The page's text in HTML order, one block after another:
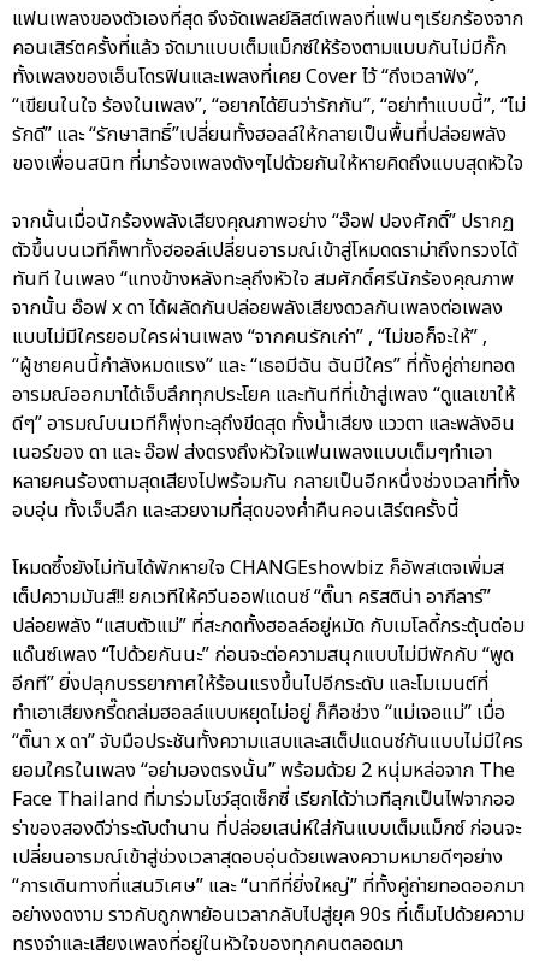
แฟนเพลงของตัวเองที่สุด จึงจัดเพลย์ลิสต์เพลงที่แฟนๆเรียกร้องจาก
คอนเสิร์ตครั้งที่แล้ว จัดมาแบบเต็มแม็กซ์ให้ร้องตามแบบกันไม่มีกั๊ก
ทั้งเพลงของเอ็นโดรฟินและเพลงที่เคย Cover ไว้ “ถึงเวลาฟัง”,
“เขียนในใจ ร้องในเพลง”, “อยากได้ยินว่ารักกัน”, “อย่าทำแบบนี้”, “ไม่
รักดี” และ “รักษาสิทธิ์”เปลี่ยนทั้งฮอลล์ให้กลายเป็นพื้นที่ปล่อยพลัง
ของเพื่อนสนิท ที่มาร้องเพลงดังๆไปด้วยกันให้หายคิดถึงแบบสุดหัวใจ
จากนั้นเมื่อนักร้องพลังเสียงคุณภาพอย่าง “อ๊อฟ ปองศักดิ์” ปรากฏ
ตัวขึ้นบนเวทีก็พาทั้งฮออล์เปลี่ยนอารมณ์เข้าสู่โหมดดราม่าถึงทรวงได้
ทันที ในเพลง “แทงข้างหลังทะลุถึงหัวใจ สมศักดิ์ศรีนักร้องคุณภาพ
จากนั้น อ๊อฟ x ดา ได้ผลัดกันปล่อยพลังเสียงดวลกันเพลงต่อเพลง
แบบไม่มีใครยอมใครผ่านเพลง “จากคนรักเก่า” , “ไม่ขอก็จะให้” ,
“ผู้ชายคนนี้กำลังหมดแรง” และ “เธอมีฉัน ฉันมีใคร” ที่ทั้งคู่ถ่ายทอด
อารมณ์ออกมาได้เจ็บลึกทุกประโยค และทันทีที่เข้าสู่เพลง “ดูแลเขาให้
ดีๆ” อารมณ์บนเวทีก็พุ่งทะลุถึงขีดสุด ทั้งน้ำเสียง แววตา และพลังอิน
เนอร์ของ ดา และ อ๊อฟ ส่งตรงถึงหัวใจแฟนเพลงแบบเต็มๆทำเอา
หลายคนร้องตามสุดเสียงไปพร้อมกัน กลายเป็นอีกหนึ่งช่วงเวลาที่ทั้ง
อบอุ่น ทั้งเจ็บลึก และสวยงามที่สุดของค่ำคืนคอนเสิร์ตครั้งนี้
โหมดซึ้งยังไม่ทันได้พักหายใจ CHANGEshowbiz ก็อัพสเตจเพิ่มส
เต็ปความมันส์!! ยกเวทีให้ควีนออฟแดนซ์ “ติ๊นา คริสติน่า อากีลาร์”
ปล่อยพลัง “แสบตัวแม่” ที่สะกดทั้งฮอลล์อยู่หมัด กับเมโลดี้กระตุ้นต่อม
แด๊นซ์เพลง “ไปด้วยกันนะ” ก่อนจะต่อความสนุกแบบไม่มีพักกับ “พูด
อีกที” ยิ่งปลุกบรรยากาศให้ร้อนแรงขึ้นไปอีกระดับ และโมเมนต์ที่
ทำเอาเสียงกรี๊ดถล่มฮอลล์แบบหยุดไม่อยู่ ก็คือช่วง “แม่เจอแม่” เมื่อ
“ติ๊นา x ดา” จับมือประชันทั้งความแสบและสเต็ปแดนซ์กันแบบไม่มีใคร
ยอมใครในเพลง “อย่ามองตรงนั้น” พร้อมด้วย 2 หนุ่มหล่อจาก The
Face Thailand ที่มาร่วมโชว์สุดเซ็กซี่ เรียกได้ว่าเวทีลุกเป็นไฟจากออ
ร่าของสองดีว่าระดับตำนาน ที่ปล่อยเสน่ห์ใส่กันแบบเต็มแม็กซ์ ก่อนจะ
เปลี่ยนอารมณ์เข้าสู่ช่วงเวลาสุดอบอุ่นด้วยเพลงความหมายดีๆอย่าง
“การเดินทางที่แสนวิเศษ” และ “นาทีที่ยิ่งใหญ่” ที่ทั้งคู่ถ่ายทอดออกมา
อย่างงดงาม ราวกับถูกพาย้อนเวลากลับไปสู่ยุค 90s ที่เต็มไปด้วยความ
ทรงจำและเสียงเพลงที่อยู่ในหัวใจของทุกคนตลอดมา